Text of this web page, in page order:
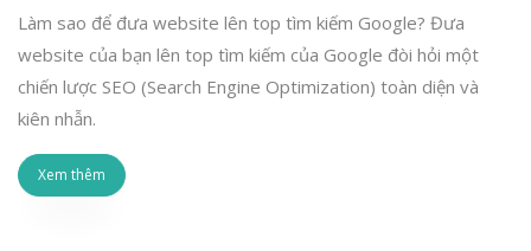
Làm sao để đưa website lên top tìm kiếm Google? Đưa
website của bạn lên top tìm kiếm của Google đòi hỏi một
chiến lược SEO (Search Engine Optimization) toàn diện và
kiên nhẫn.
Xem thêm